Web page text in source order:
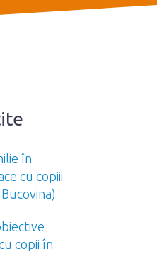
în
cu copiii
copii în